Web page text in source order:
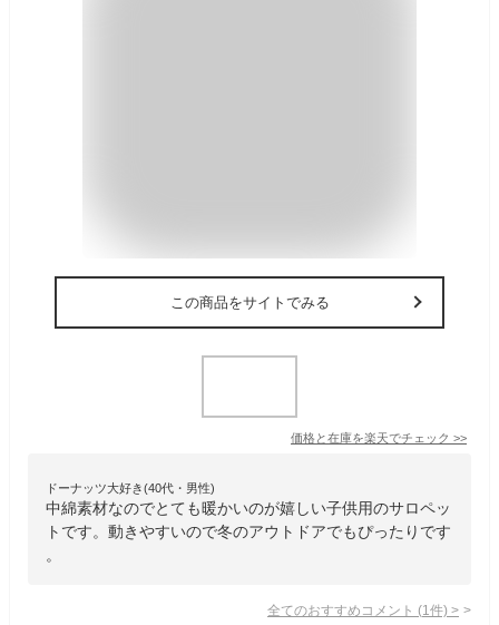
この商品をサイトでみる
価格と在庫を楽天でチェック >>
ドーナッツ大好き(40代・男性)
中綿素材なのでとても暖かいのが嬉しい子供用のサロペッ
トです。動きやすいので冬のアウトドアでもぴったりです
。
全てのおすすめコメント (1 件) >